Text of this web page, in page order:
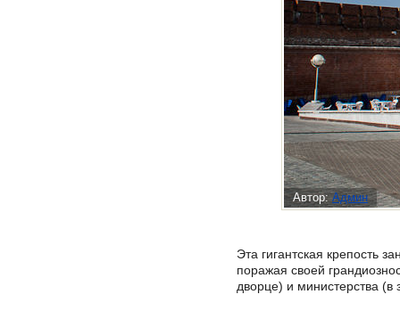
Автор:Админ
Эта гигантская крепость
поражая своей
дворце) и министерства (в